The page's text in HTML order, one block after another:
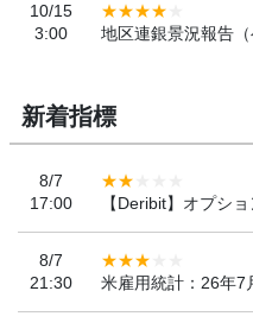
10/15
3:00
地区連銀景況報告（
新着指標
8/7
17:00
【Deribit】オプシ
8/7
21:30
米雇用統計：26年7